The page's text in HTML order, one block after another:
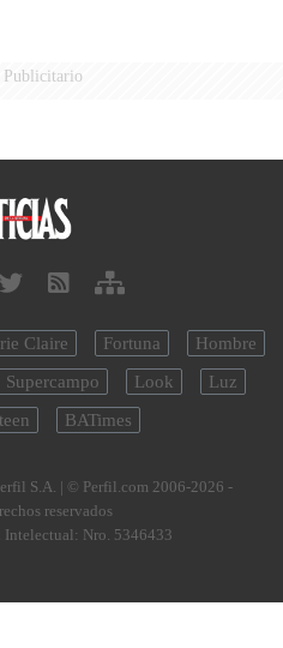
Publicitario
Claire Fortuna
Hombre
Supercampo Look
Luz
BATimes
S.A. | © Perfil.com 2006-2026 -
reservados
Intelectual: Nro. 5346433